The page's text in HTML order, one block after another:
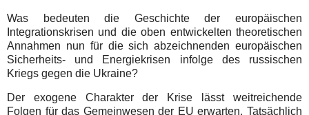
Was bedeuten die Geschichte der europäischen
Integrationskrisen und die oben entwickelten theoretischen
Annahmen nun für die sich abzeichnenden europäischen
Sicherheits- und Energiekrisen infolge des russischen
Kriegs gegen die Ukraine?
Der exogene Charakter der Krise lässt weitreichende
Folgen für das Gemeinwesen der EU erwarten. Tatsächlich